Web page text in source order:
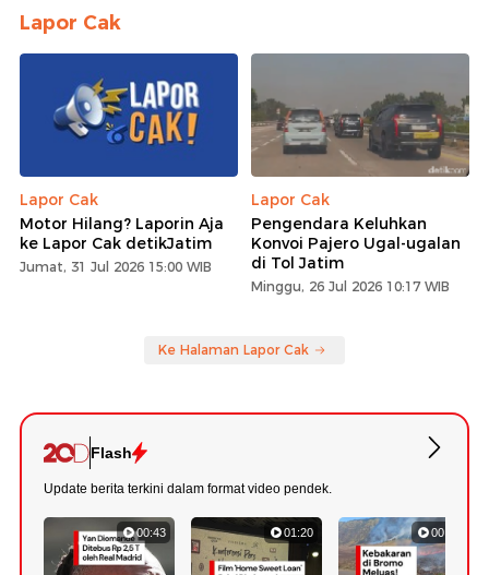
Lapor Cak
Lapor Cak
Motor Hilang? Laporin Aja
ke Lapor Cak detikJatim
Jumat, 31 Jul 2026 15:00 WIB
Lapor Cak
Pengendara Keluhkan
Konvoi Pajero Ugal-ugalan
di Tol Jatim
Minggu, 26 Jul 2026 10:17 WIB
Ke Halaman Lapor Cak
Flash
Update berita terkini dalam format video pendek.
00:43 01:20 00:53